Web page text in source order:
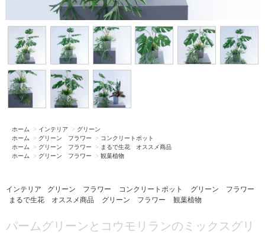
ホーム > インテリア > グリーン
ホーム
> グリーン フラワー > コンクリートポット
ホーム
> グリーン フラワー > まるで生花 オススメ商品
ホーム
> グリーン フラワー > 観葉植物
インテリア グリーン フラワー コンクリートポット
グリーン フラワー
まるで生花 オススメ商品
グリーン フラワー 観葉植物
パームグリーンとコウモリランのミックスグリ